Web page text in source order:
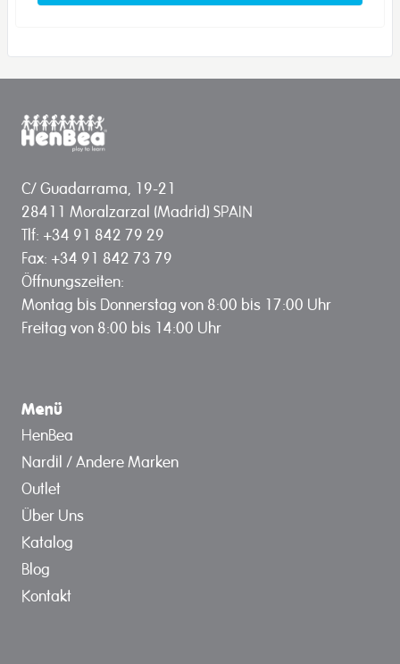
C/ Guadarrama, 19-21
28411 Moralzarzal (Madrid) SPAIN
Tlf: +34 91 842 79 29
Fax: +34 91 842 73 79
Öffnungszeiten:
Montag bis Donnerstag von 8:00 bis 17:00 Uhr
Freitag von 8:00 bis 14:00 Uhr
Menü
HenBea
Nardil / Andere Marken
Outlet
Über Uns
Katalog
Blog
Kontakt